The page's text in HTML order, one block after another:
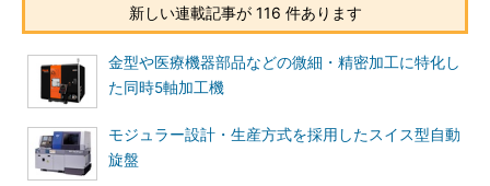
新しい連載記事が 116 件あります
金型や医療機器部品などの微細・精密加工に特化し
た同時5軸加工機
モジュラー設計・生産方式を採用したスイス型自動
旋盤